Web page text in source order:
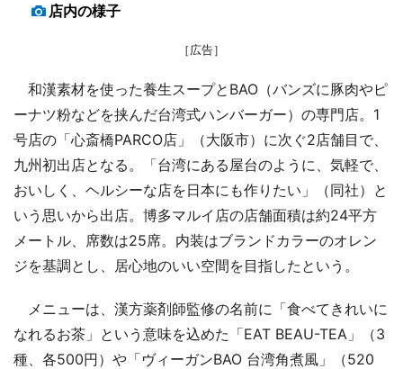
店内の様子
［広告］
和漢素材を使った養生スープとBAO（バンズに豚肉やピ
ーナツ粉などを挟んだ台湾式ハンバーガー）の専門店。1
号店の「心斎橋PARCO店」（大阪市）に次ぐ2店舗目で、
九州初出店となる。「台湾にある屋台のように、気軽で、
おいしく、ヘルシーな店を日本にも作りたい」（同社）と
いう思いから出店。博多マルイ店の店舗面積は約24平方
メートル、席数は25席。内装はブランドカラーのオレン
ジを基調とし、居心地のいい空間を目指したという。
メニューは、漢方薬剤師監修の名前に「食べてきれいに
なれるお茶」という意味を込めた「EAT BEAU-TEA」（3
種、各500円）や「ヴィーガンBAO 台湾角煮風」（520